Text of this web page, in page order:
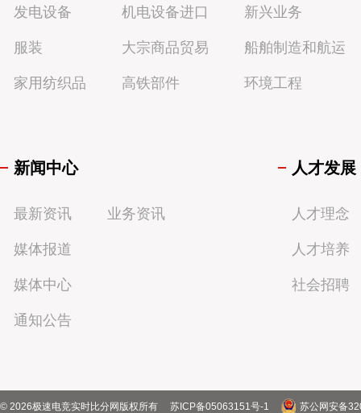
发电设备
服装
家用纺织品
机电设备进口
大宗商品贸易
高铁部件
新兴业务
船舶制造和航运
环境工程
新闻中心
最新资讯
媒体报道
媒体中心
通知公告
业务资讯
人才发展
人才理念
人才培养
社会招聘
© 2026极速电竞实时比分网版权所有 苏ICP备05063151号-1 苏公网安备